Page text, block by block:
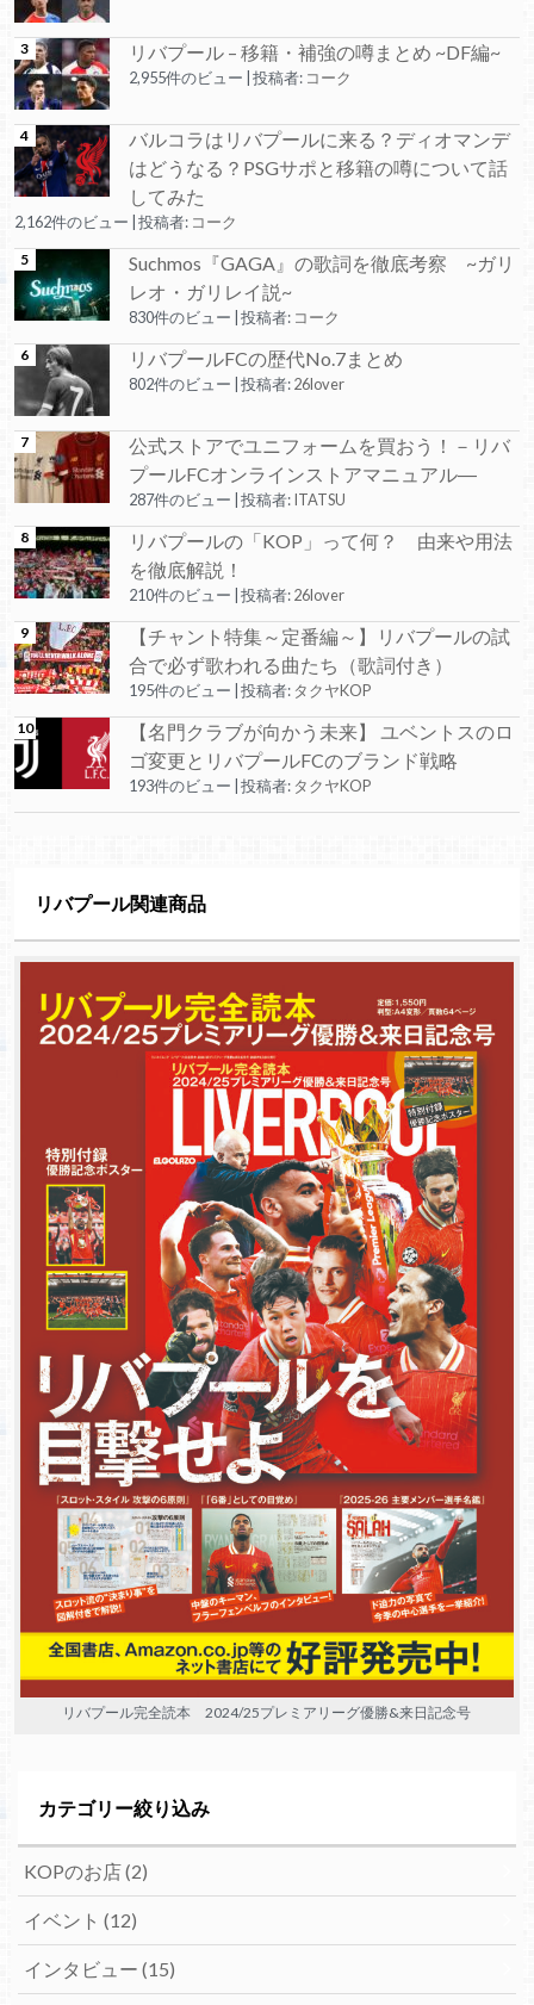
リバプール – 移籍・補強の噂まとめ ~DF編~
2,955件のビュー |投稿者: コーク
バルコラはリバプールに来る？ディオマンデ
はどうなる？PSGサポと移籍の噂について話
してみた
2,162件のビュー |投稿者: コーク
Suchmos『GAGA』の歌詞を徹底考察 ~ガリ
レオ・ガリレイ説~
830件のビュー |投稿者: コーク
リバプールFCの歴代No.7まとめ
802件のビュー |投稿者:26lover
公式ストアでユニフォームを買おう！－リバ
プールFCオンラインストアマニュアル―
287件のビュー |投稿者:ITATSU
リバプールの「KOP」って何？ 由来や用法
を徹底解説！
210件のビュー |投稿者:26lover
【チャント特集～定番編～】リバプールの試
合で必ず歌われる曲たち（歌詞付き）
195件のビュー |投稿者: タクヤKOP
【名門クラブが向かう未来】 ユベントスのロ
ゴ変更とリバプールFCのブランド戦略
193件のビュー |投稿者: タクヤKOP
リバプール関連商品
リバプール完全読本 2024/25プレミアリーグ優勝&来日記念号
カテゴリー絞り込み
KOPのお店(2)
イベント (12)
インタビュー (15)